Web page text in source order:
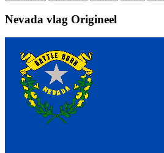
Nevada vlag Origineel